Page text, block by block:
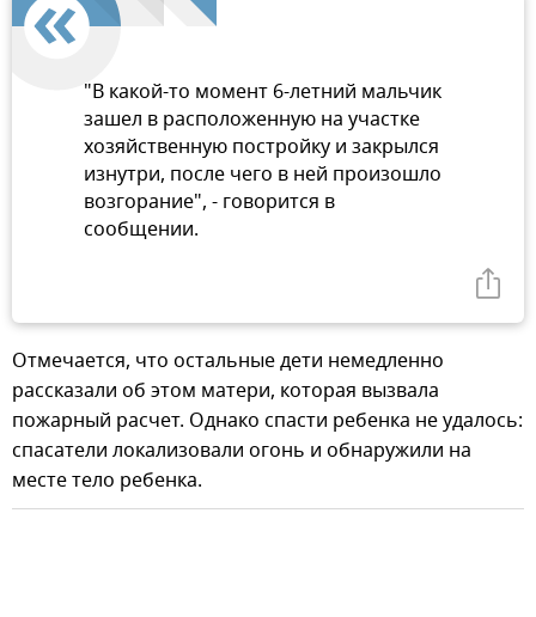
"В какой-то момент 6-летний мальчик
зашел в расположенную на участке
хозяйственную постройку и закрылся
изнутри, после чего в ней произошло
возгорание", - говорится в
сообщении.
Отмечается, что остальные дети немедленно
рассказали об этом матери, которая вызвала
пожарный расчет. Однако спасти ребенка не удалось:
спасатели локализовали огонь и обнаружили на
месте тело ребенка.